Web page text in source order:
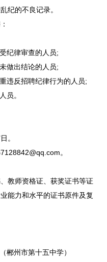
纪的不良记录。
纪律审查的人员;
做出结论的人员;
违反招聘纪律行为的人员;
员。
。
。
教师资格证、获奖证书等证
能力和水平的证书原件及复
郴州市第十五中学）